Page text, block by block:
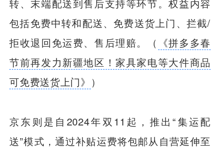
转、末端配送到售后支持等环节。权益内容
包括免费中转和配送、免费送货上门、拦截/
拒收退回免运费、售后理赔。（ 《拼多多春
节前再发力新疆地区！家具家电等大件商品
可免费送货上门》 ）
京东则是自2024年双11起，推出“集运配
送”模式，通过补贴运费将包邮从自营延伸至